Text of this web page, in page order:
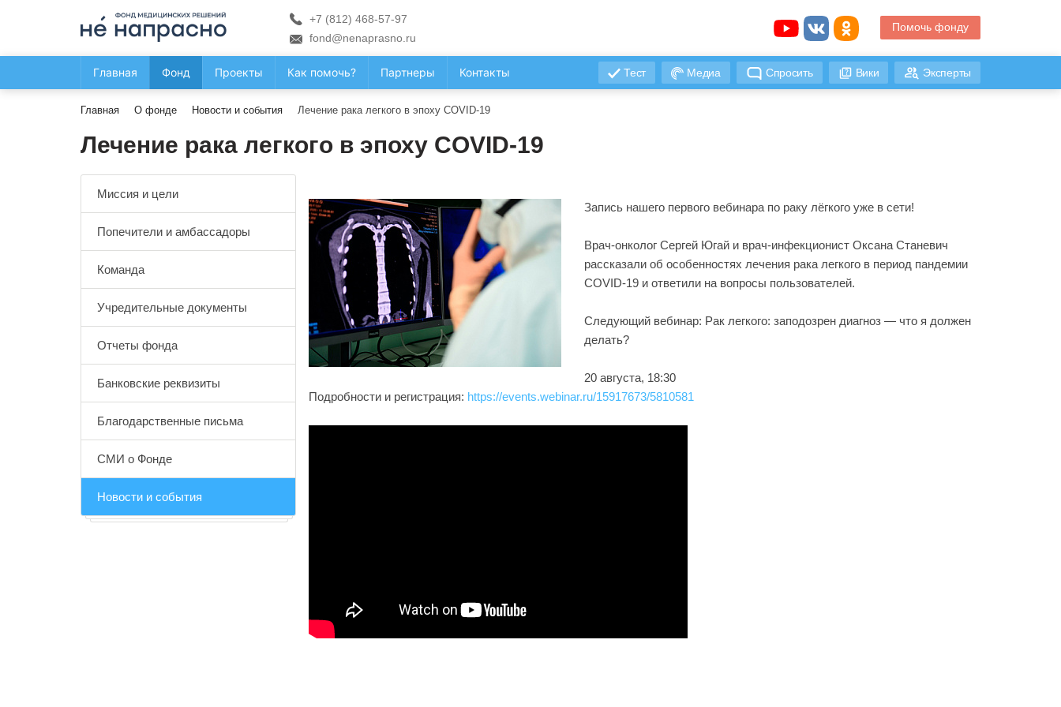
+7 (812) 468-57-97
fond@nenaprasno.ru
Помочь фонду
Главная Фонд Проекты Как помочь? Партнеры Контакты Тест Медиа Спросить Вики Эксперты
Главная О фонде Новости и события Лечение рака легкого в эпоху COVID-19
Лечение рака легкого в эпоху COVID-19
Миссия и цели
Попечители и амбассадоры
Команда
Учредительные документы
Отчеты фонда
Банковские реквизиты
Благодарственные письма
СМИ о Фонде
Новости и события
Запись нашего первого вебинара по раку лёгкого уже в сети!
Врач-онколог Сергей Югай и врач-инфекционист Оксана Станевич
рассказали об особенностях лечения рака легкого в период пандемии
COVID-19 и ответили на вопросы пользователей.
Следующий вебинар: Рак легкого: заподозрен диагноз — что я должен
делать?
20 августа, 18:30
Подробности и регистрация: https://events.webinar.ru/15917673/5810581